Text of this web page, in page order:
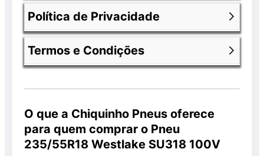
Os produtos anunciados fazem parte de
uma promoção e encontram-se com 30%
de desconto já aplicado. Os valores
anunciados com os descontos são válidos
exclusivamente para clientes que
realizem os serviços de montagem,
balanceamento e alinhamento, os quais
serão cobrados à parte. Os pneus
Política de Privacidade
Nossa política de privacidade você
consegue encontrar entrado na página
Política de Privacidade da Chiquinho
Termos e Condições
Você consegue vertermos e condições
da chiquinho pneus
acessando o link
anterior.
O que a Chiquinho Pneus oferece
para quem comprar o Pneu
235/55R18 Westlake SU318 100V